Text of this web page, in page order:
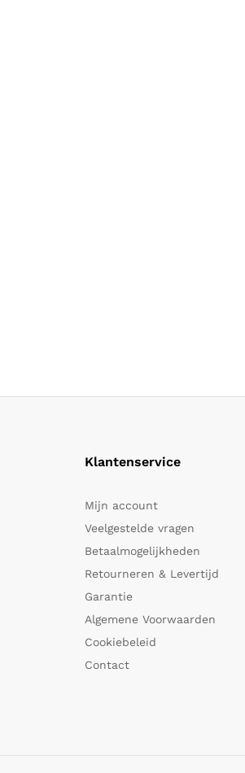
Klantenservice
Mijn account
Veelgestelde vragen
Betaalmogelijkheden
Retourneren & Levertijd
Garantie
Algemene Voorwaarden
Cookiebeleid
Contact